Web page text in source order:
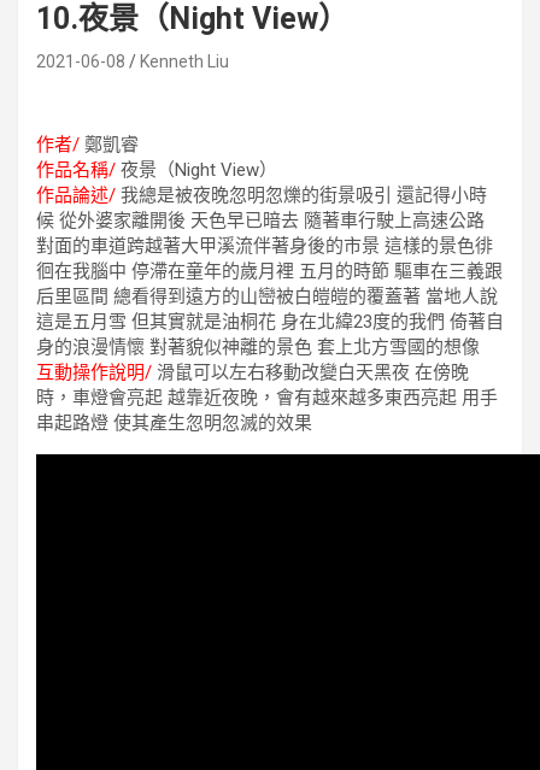
10.夜景（Night View）
2021-06-08 Kenneth Liu
作者/ 鄭凱睿
作品名稱/ 夜景（Night View）
作品論述/ 我總是被夜晚忽明忽爍的街景吸引 還記得小時
候 從外婆家離開後 天色早已暗去 隨著車行駛上高速公路
對面的車道跨越著大甲溪流伴著身後的市景 這樣的景色徘
徊在我腦中 停滯在童年的歲月裡 五月的時節 驅車在三義跟
后里區間 總看得到遠方的山巒被白皚皚的覆蓋著 當地人說
這是五月雪 但其實就是油桐花 身在北緯23度的我們 倚著自
身的浪漫情懷 對著貌似神離的景色 套上北方雪國的想像
互動操作說明/ 滑鼠可以左右移動改變白天黑夜 在傍晚
時，車燈會亮起 越靠近夜晚，會有越來越多東西亮起 用手
串起路燈 使其產生忽明忽滅的效果